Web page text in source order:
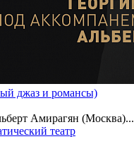
джаз и романсы)
Амирагян (Москва)...
театр